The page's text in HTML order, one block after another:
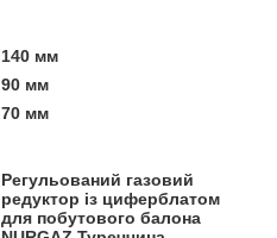
140 мм
90 мм
70 мм
Регульований газовий
редуктор із циферблатом
для побутового балона